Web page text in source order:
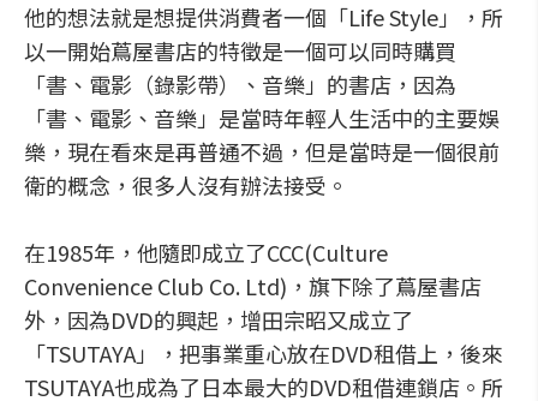
他的想法就是想提供消費者一個「Life Style」，所
以一開始蔦屋書店的特徵是一個可以同時購買
「書、電影（錄影帶）、音樂」的書店，因為
「書、電影、音樂」是當時年輕人生活中的主要娛
樂，現在看來是再普通不過，但是當時是一個很前
衛的概念，很多人沒有辦法接受。
在1985年，他隨即成立了CCC(Culture
Convenience Club Co. Ltd)，旗下除了蔦屋書店
外，因為DVD的興起，增田宗昭又成立了
「TSUTAYA」，把事業重心放在DVD租借上，後來
TSUTAYA也成為了日本最大的DVD租借連鎖店。所